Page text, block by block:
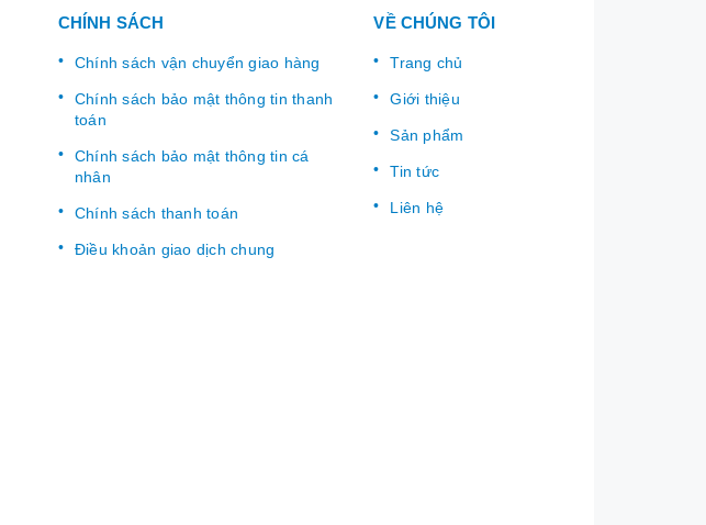
CHÍNH SÁCH
Chính sách vận chuyển giao hàng
Chính sách bảo mật thông tin thanh
toán
Chính sách bảo mật thông tin cá
nhân
Chính sách thanh toán
Điều khoản giao dịch chung
VỀ CHÚNG TÔI
Trang chủ
Giới thiệu
Sản phẩm
Tin tức
Liên hệ